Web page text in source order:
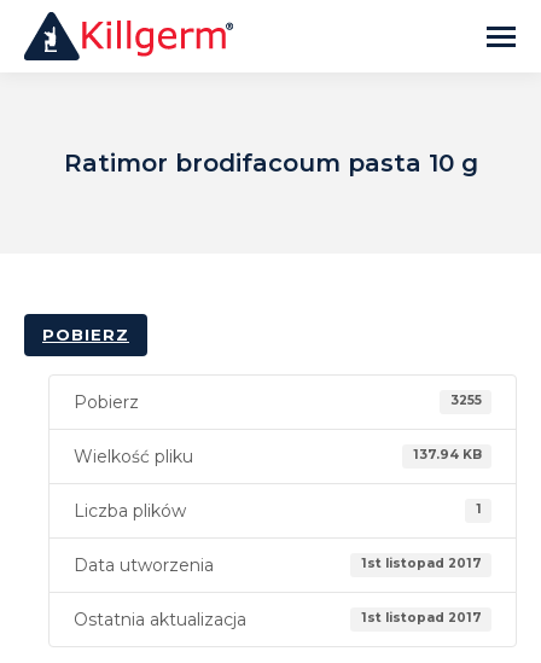
Ratimor brodifacoum pasta 10 g
POBIERZ
Pobierz 3255
Wielkość pliku 137.94 KB
Liczba plików 1
Data utworzenia 1st listopad 2017
Ostatnia aktualizacja 1st listopad 2017